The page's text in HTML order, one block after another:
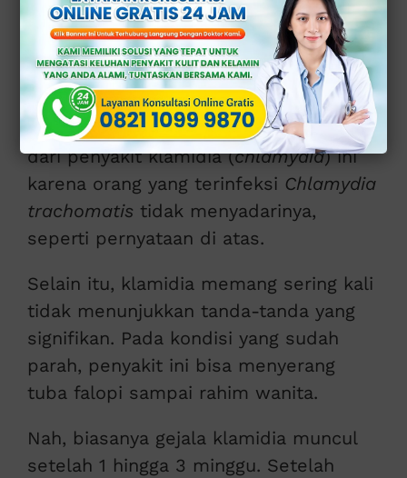
Kapan Penyakit
Klamidia Muncul?
“Infeksi tersembunyi” begitulah julukan
dari penyakit klamidia (chlamydia) ini
karena orang yang terinfeksi Chlamydia
trachomatis tidak menyadarinya,
seperti pernyataan di atas.
Selain itu, klamidia memang sering kali
tidak menunjukkan tanda-tanda yang
signifikan. Pada kondisi yang sudah
parah, penyakit ini bisa menyerang
tuba falopi sampai rahim wanita.
Nah, biasanya gejala klamidia muncul
setelah 1 hingga 3 minggu. Setelah